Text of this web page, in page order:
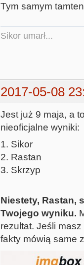
Tym samym
Sikor umarł...
2017-05-08
Jest już 9 maja, a
nieoficjalne wyniki:
1. Sikor
2. Rastan
3. Skrzyp
Niestety, Rastan,
Twojego wyniku.
rezultat. Jeśli
fakty mówią same